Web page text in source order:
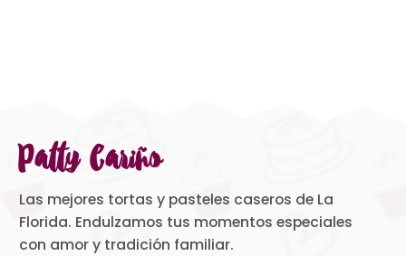
Patty Cariño
Las mejores tortas y pasteles caseros de La
Florida. Endulzamos tus momentos especiales
con amor y tradición familiar.